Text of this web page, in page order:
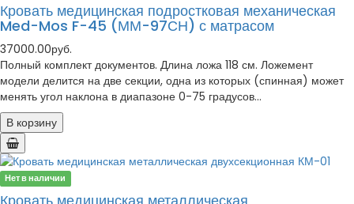
Кровать медицинская подростковая механическая
Med-Mos F-45 (ММ-97СН) с матрасом
37000.00руб.
Полный комплект документов. Длина ложа 118 см. Ложемент
модели делится на две секции, одна из которых (спинная) может
менять угол наклона в диапазоне 0-75 градусов...
В корзину
Нет в наличии